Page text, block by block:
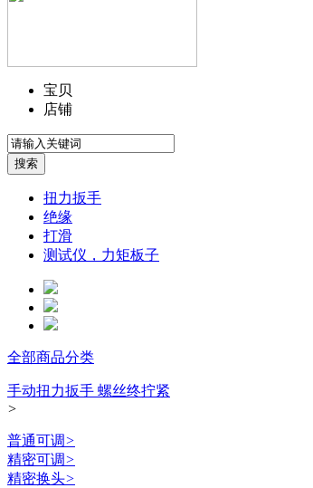
宝贝
店铺
扭力扳手
绝缘
打滑
测试仪，力矩板子
全部商品分类
手动扭力扳手 螺丝终拧紧
>
普通可调>
精密可调>
精密换头>